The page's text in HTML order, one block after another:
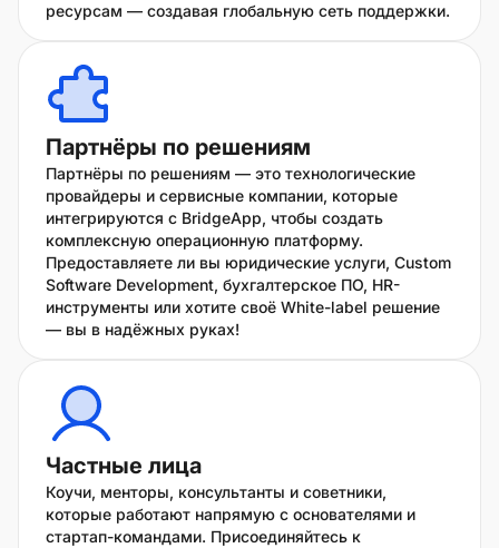
ресурсам — создавая глобальную сеть поддержки.
Партнёры по решениям
Партнёры по решениям — это технологические
провайдеры и сервисные компании, которые
интегрируются с BridgeApp, чтобы создать
комплексную операционную платформу.
Предоставляете ли вы юридические услуги, Custom
Software Development, бухгалтерское ПО, HR-
инструменты или хотите своё White-label решение
— вы в надёжных руках!
Частные лица
Коучи, менторы, консультанты и советники,
которые работают напрямую с основателями и
стартап-командами. Присоединяйтесь к